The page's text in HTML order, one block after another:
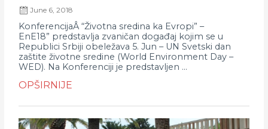
June 6, 2018
KonferencijaÂ “Životna sredina ka Evropi” –
EnE18” predstavlja zvaničan događaj kojim se u
Republici Srbiji obeležava 5. Jun – UN Svetski dan
zaštite životne sredine (World Environment Day –
WED). Na Konferenciji je predstavljen ...
OPŠIRNIJE